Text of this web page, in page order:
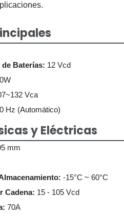
Baterías: 12 Vcd
Vca
Hz (Automático)
y Eléctricas
mm
-15°C ~ 60°C
Cadena: 15 - 105 Vcd
70A